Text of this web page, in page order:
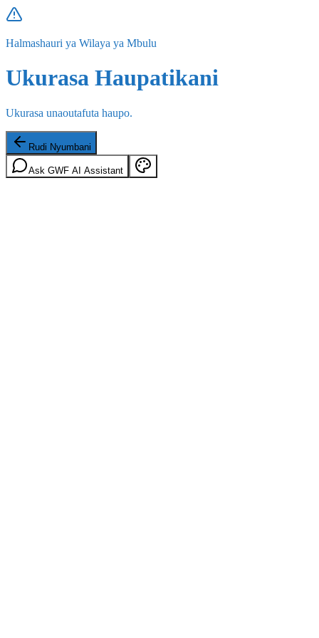
Halmashauri ya Wilaya ya Mbulu
Ukurasa Haupatikani
Ukurasa unaoutafuta haupo.
Rudi Nyumbani
Ask GWF AI Assistant